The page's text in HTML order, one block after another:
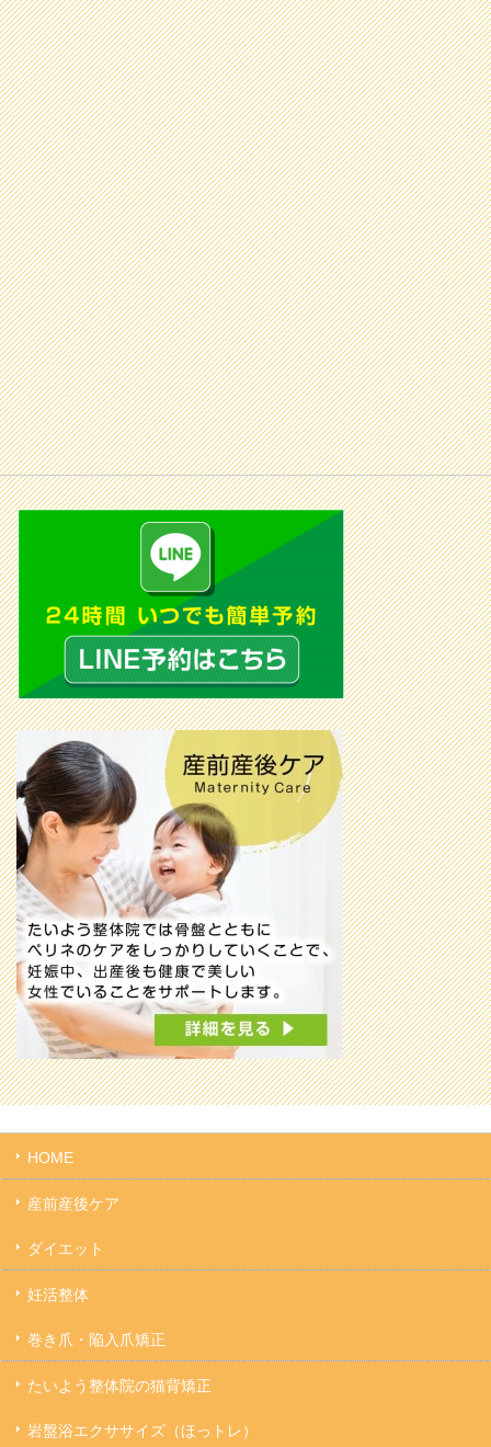
HOME
産前産後ケア
ダイエット
妊活整体
巻き爪・陥入爪矯正
たいよう整体院の猫背矯正
岩盤浴エクササイズ（ほっトレ）